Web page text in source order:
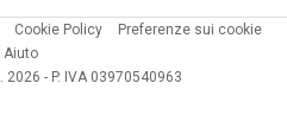
Cookie Policy
Preferenze sui cookie
Aiuto
2026 - P. IVA 03970540963